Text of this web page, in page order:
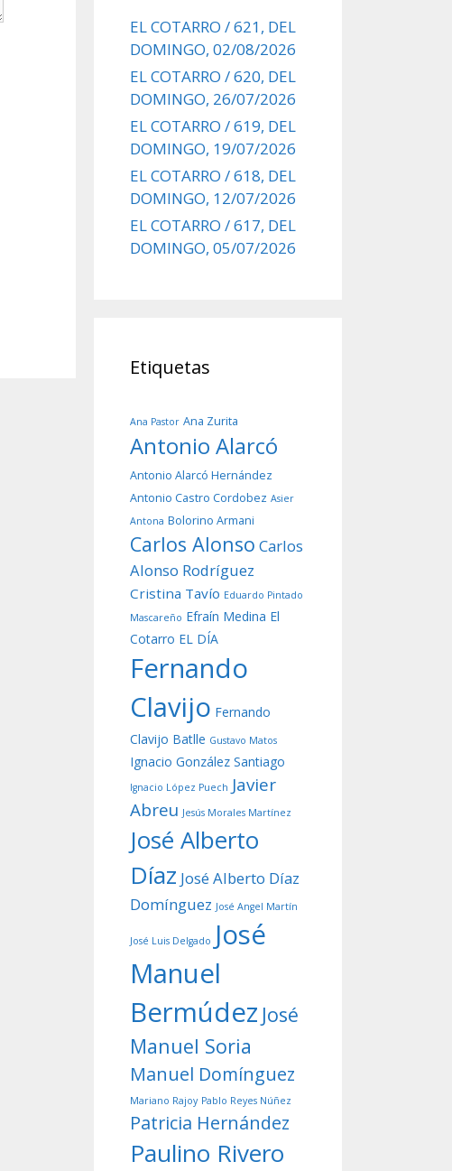
EL COTARRO / 621, DEL
DOMINGO, 02/08/2026
EL COTARRO / 620, DEL
DOMINGO, 26/07/2026
EL COTARRO / 619, DEL
DOMINGO, 19/07/2026
EL COTARRO / 618, DEL
DOMINGO, 12/07/2026
EL COTARRO / 617, DEL
DOMINGO, 05/07/2026
Etiquetas
Ana Pastor Ana Zurita
Antonio Alarcó
Antonio Alarcó Hernández
Antonio Castro Cordobez Asier
Antona Bolorino Armani
Carlos Alonso Carlos
Alonso Rodríguez
Cristina Tavío Eduardo Pintado
Mascareño Efraín Medina El
Cotarro EL DÍA
Fernando
Clavijo Fernando
Clavijo Batlle Gustavo Matos
Ignacio González Santiago
Ignacio López Puech Javier
Abreu Jesús Morales Martínez
José Alberto
Díaz José Alberto Díaz
Domínguez José Angel Martín
José Luis Delgado José
Manuel
Bermúdez José
Manuel Soria
Manuel Domínguez
Mariano Rajoy Pablo Reyes Núñez
Patricia Hernández
Paulino Rivero